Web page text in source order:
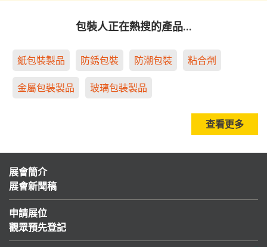
包裝人正在熱搜的產品…
紙包裝製品 防銹包裝 防潮包裝 粘合劑
金屬包裝製品 玻璃包裝製品
查看更多
展會簡介
展會新聞稿
申請展位
觀眾預先登記